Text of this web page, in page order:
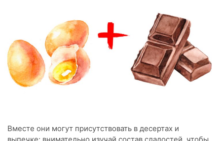
Вместе они могут присутствовать в десертах и
выпечке: внимательно изучай состав сладостей, чтобы